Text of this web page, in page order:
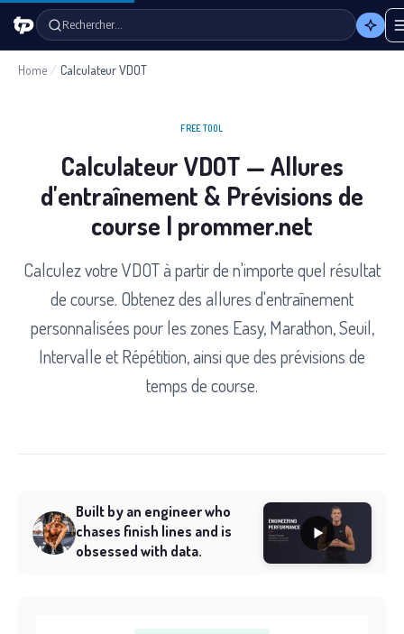
Rechercher…
Home / Calculateur VDOT
FREE TOOL
Calculateur VDOT — Allures
d'entraînement & Prévisions de
course | prommer.net
Calculez votre VDOT à partir de n'importe quel résultat
de course. Obtenez des allures d'entraînement
personnalisées pour les zones Easy, Marathon, Seuil,
Intervalle et Répétition, ainsi que des prévisions de
temps de course.
Built by an engineer who
chases finish lines and is
obsessed with data.